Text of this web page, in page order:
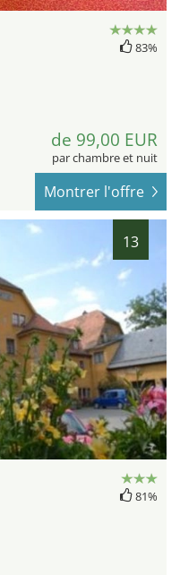
83%
de 99,00 EUR
par chambre et nuit
Montrer l'offre
13
81%